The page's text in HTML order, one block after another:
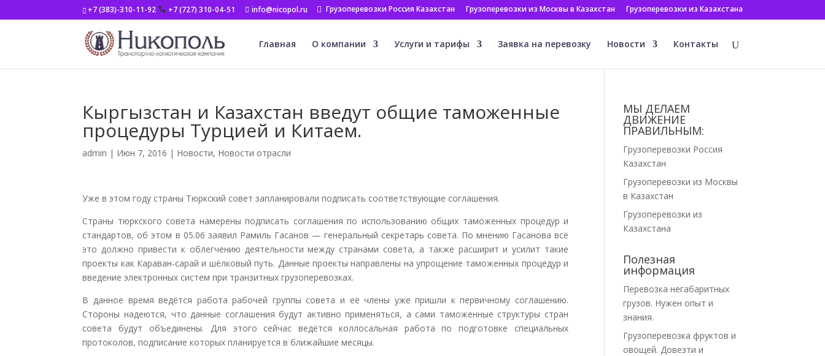
+7 (383)-310-11-92 +7 (727) 310-04-51 info@nicopol.ru Грузоперевозки Россия Казахстан Грузоперевозки из Москвы в Казахстан Грузоперевозки из Казахстана
Главная О компании Услуги и тарифы Заявка на перевозку Новости Контакты
Кыргызстан и Казахстан введут общие таможенные
процедуры Турцией и Китаем.
admin | Июн 7, 2016 | Новости, Новости отрасли
Уже в этом году страны Тюркский совет запланировали подписать соответствующие соглашения.
Страны тюркского совета намерены подписать соглашения по использованию общих таможенных процедур и
стандартов, об этом в 05.06 заявил Рамиль Гасанов — генеральный секретарь совета. По мнению Гасанова всё
это должно привести к облегчению деятельности между странами совета, а также расширит и усилит такие
проекты как Караван-сарай и шёлковый путь. Данные проекты направлены на упрощение таможенных процедур и
введение электронных систем при транзитных грузоперевозках.
В данное время ведётся работа рабочей группы совета и её члены уже пришли к первичному соглашению.
Стороны надеются, что данные соглашения будут активно применяться, а сами таможенные структуры стран
совета будут объединены. Для этого сейчас ведётся коллосальная работа по подготовке специальных
протоколов, подписание которых планируется в ближайшие месяцы.
МЫ ДЕЛАЕМ
ДВИЖЕНИЕ
ПРАВИЛЬНЫМ:
Грузоперевозки Россия
Казахстан
Грузоперевозки из Москвы
в Казахстан
Грузоперевозки из
Казахстана
Полезная
информация
Перевозка негабаритных
грузов. Нужен опыт и
знания.
Грузоперевозка фруктов и
овощей. Довезти и